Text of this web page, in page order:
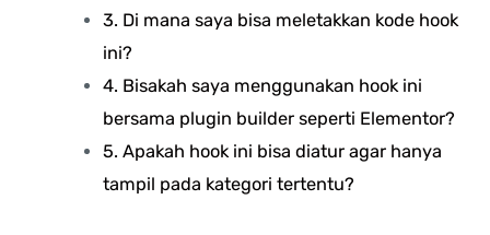
3. Di mana saya bisa meletakkan kode hook
ini?
4. Bisakah saya menggunakan hook ini
bersama plugin builder seperti Elementor?
5. Apakah hook ini bisa diatur agar hanya
tampil pada kategori tertentu?